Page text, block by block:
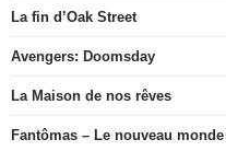
La fin d’Oak Street
Avengers: Doomsday
La Maison de nos rêves
Fantômas – Le nouveau monde